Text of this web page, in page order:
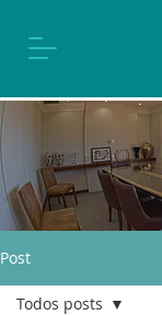
Post
Todos posts